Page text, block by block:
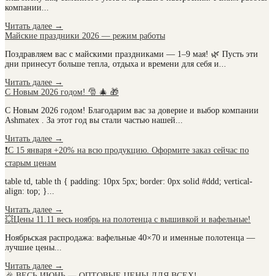
компании...
Читать далее →
Майские праздники 2026 — режим работы
Поздравляем вас с майскими праздниками — 1–9 мая! 🌿 Пусть эти
дни принесут больше тепла, отдыха и времени для себя и...
Читать далее →
С Новым 2026 годом! 🎅 🎄 🎁
С Новым 2026 годом! Благодарим вас за доверие и выбор компании
Ashmatex . За этот год вы стали частью нашей...
Читать далее →
❗С 15 января +20% на всю продукцию. Оформите заказ сейчас по
старым ценам
table td, table th { padding: 10px 5px; border: 0px solid #ddd; vertical-
align: top; }...
Читать далее →
💥Цены 11.11 весь ноябрь на полотенца с вышивкой и вафельные!
Ноябрьская распродажа: вафельные 40×70 и именные полотенца —
лучшие цены...
Читать далее →